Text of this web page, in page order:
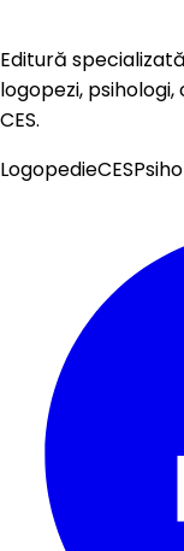
Editură
logopezi,
CES.
LogopedieCES